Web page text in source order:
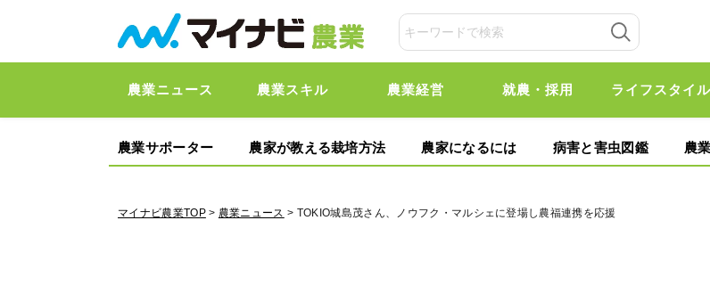
農業ニュース 農業スキル 農業経営 就農・採用 ライフスタイル
農業サポーター 農家が教える栽培方法 農家になるには 病害と害虫図鑑 農
マイナビ農業TOP> 農業ニュース > TOKIO城島茂さん、ノウフク・マルシェに登場し農福連携を応援